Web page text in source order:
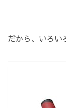
だから、いろい